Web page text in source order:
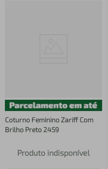
Coturno Feminino Zariff Com
Brilho Preto 2459
Produto indisponível